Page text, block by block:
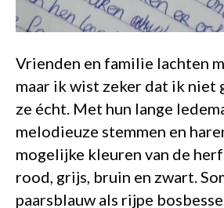
Vrienden en familie lachten
maar ik wist zeker dat ik niet
ze écht. Met hun lange
melodieuze stemmen en
mogelijke kleuren van de
rood, grijs, bruin en zwart.
paarsblauw als rijpe